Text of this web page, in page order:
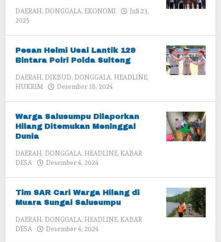
DAERAH, DONGGALA, EKONOMI
Juli 23,
2025
Pesan Helmi Usai Lantik 129
Bintara Polri Polda Sulteng
DAERAH, DIKBUD, DONGGALA, HEADLINE,
HUKRIM
Desember 18, 2024
Warga Salusumpu Dilaporkan
Hilang Ditemukan Meninggal
Dunia
DAERAH, DONGGALA, HEADLINE, KABAR
DESA
Desember 4, 2024
Tim SAR Cari Warga Hilang di
Muara Sungai Salusumpu
DAERAH, DONGGALA, HEADLINE, KABAR
DESA
Desember 4, 2024